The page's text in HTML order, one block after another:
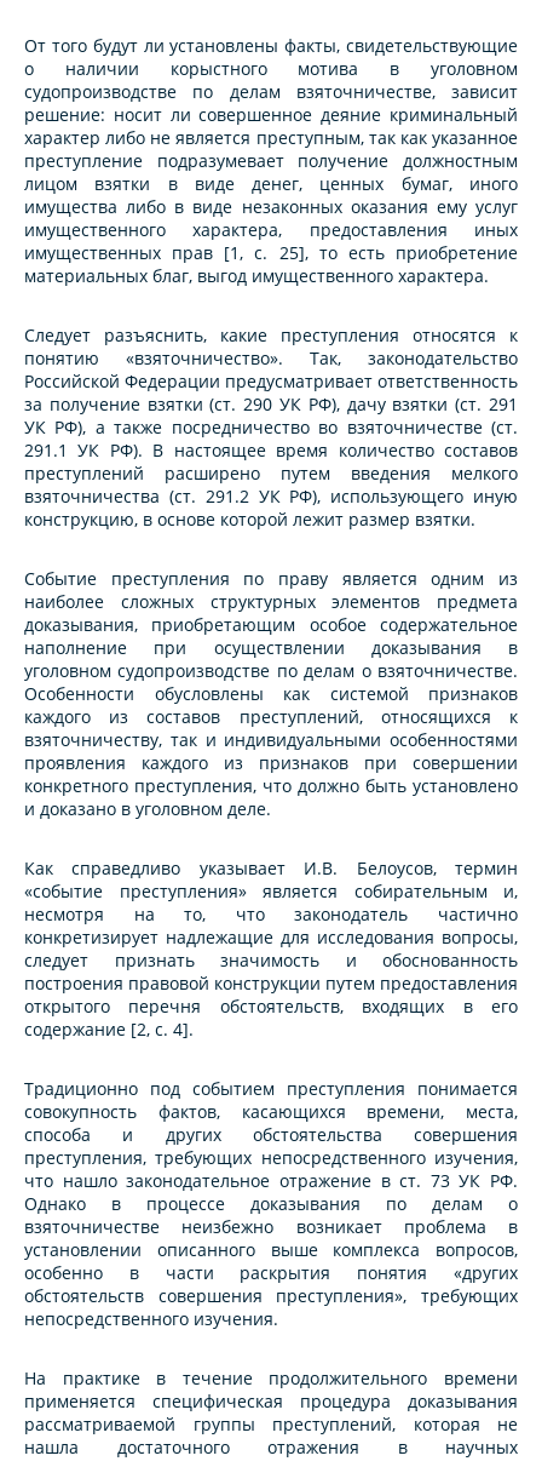
От того будут ли установлены факты, свидетельствующие
о наличии корыстного мотива в уголовном
судопроизводстве по делам взяточничестве, зависит
решение: носит ли совершенное деяние криминальный
характер либо не является преступным, так как указанное
преступление подразумевает получение должностным
лицом взятки в виде денег, ценных бумаг, иного
имущества либо в виде незаконных оказания ему услуг
имущественного характера, предоставления иных
имущественных прав [1, с. 25], то есть приобретение
материальных благ, выгод имущественного характера.
Следует разъяснить, какие преступления относятся к
понятию «взяточничество». Так, законодательство
Российской Федерации предусматривает ответственность
за получение взятки (ст. 290 УК РФ), дачу взятки (ст. 291
УК РФ), а также посредничество во взяточничестве (ст.
291.1 УК РФ). В настоящее время количество составов
преступлений расширено путем введения мелкого
взяточничества (ст. 291.2 УК РФ), использующего иную
конструкцию, в основе которой лежит размер взятки.
Событие преступления по праву является одним из
наиболее сложных структурных элементов предмета
доказывания, приобретающим особое содержательное
наполнение при осуществлении доказывания в
уголовном судопроизводстве по делам о взяточничестве.
Особенности обусловлены как системой признаков
каждого из составов преступлений, относящихся к
взяточничеству, так и индивидуальными особенностями
проявления каждого из признаков при совершении
конкретного преступления, что должно быть установлено
и доказано в уголовном деле.
Как справедливо указывает И.В. Белоусов, термин
«событие преступления» является собирательным и,
несмотря на то, что законодатель частично
конкретизирует надлежащие для исследования вопросы,
следует признать значимость и обоснованность
построения правовой конструкции путем предоставления
открытого перечня обстоятельств, входящих в его
содержание [2, с. 4].
Традиционно под событием преступления понимается
совокупность фактов, касающихся времени, места,
способа и других обстоятельства совершения
преступления, требующих непосредственного изучения,
что нашло законодательное отражение в ст. 73 УК РФ.
Однако в процессе доказывания по делам о
взяточничестве неизбежно возникает проблема в
установлении описанного выше комплекса вопросов,
особенно в части раскрытия понятия «других
обстоятельств совершения преступления», требующих
непосредственного изучения.
На практике в течение продолжительного времени
применяется специфическая процедура доказывания
рассматриваемой группы преступлений, которая не
нашла достаточного отражения в научных